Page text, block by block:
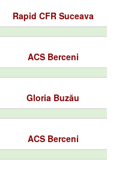
Rapid CFR Suceava
ACS Berceni
Gloria Buzău
ACS Berceni